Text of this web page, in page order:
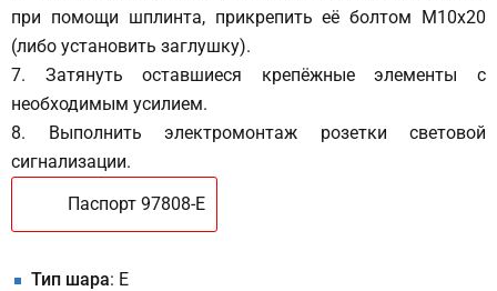
при помощи шплинта, прикрепить её болтом М10х20
(либо установить заглушку).
7. Затянуть оставшиеся крепёжные элементы с
необходимым усилием.
8. Выполнить электромонтаж розетки световой
сигнализации.
Паспорт 97808-E
Тип шара: E